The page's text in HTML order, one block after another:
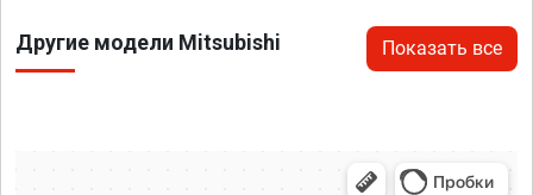
Другие модели Mitsubishi Показать все